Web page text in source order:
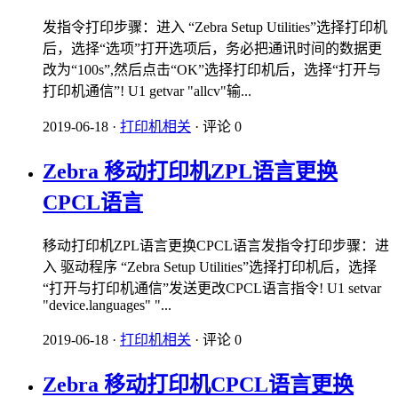
发指令打印步骤：进入 “Zebra Setup Utilities”选择打印机
后，选择“选项”打开选项后，务必把通讯时间的数据更
改为“100s”,然后点击“OK”选择打印机后，选择“打开与
打印机通信”! U1 getvar "allcv"输...
2019-06-18 · 打印机相关 · 评论 0
Zebra 移动打印机ZPL语言更换
CPCL语言
移动打印机ZPL语言更换CPCL语言发指令打印步骤：进
入 驱动程序 “Zebra Setup Utilities”选择打印机后，选择
“打开与打印机通信”发送更改CPCL语言指令! U1 setvar
"device.languages" "...
2019-06-18 · 打印机相关 · 评论 0
Zebra 移动打印机CPCL语言更换